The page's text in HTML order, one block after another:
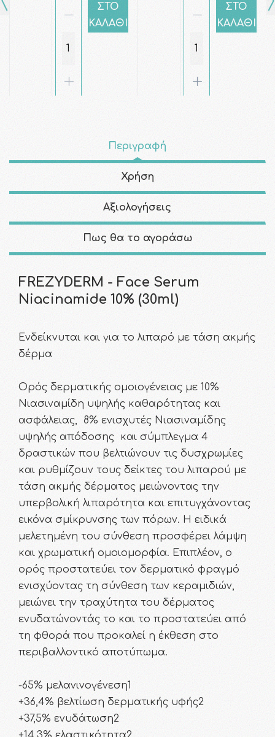
ΣΤΟ
ΚΑΛΑΘΙ
ΣΤΟ
ΚΑΛΑΘΙ
Περιγραφή
Χρήση
Αξιολογήσεις
Πως θα το αγοράσω
FREZYDERM - Face Serum
Niacinamide 10% (30ml)
Ενδείκνυται και για το λιπαρό με τάση ακμής
δέρμα
Ορός δερματικής ομοιογένειας με 10%
Νιασιναμίδη υψηλής καθαρότητας και
ασφάλειας, 8% ενισχυτές Νιασιναμίδης
υψηλής απόδοσης και σύμπλεγμα 4
δραστικών που βελτιώνουν τις δυσχρωμίες
και ρυθμίζουν τους δείκτες του λιπαρού με
τάση ακμής δέρματος μειώνοντας την
υπερβολική λιπαρότητα και επιτυγχάνοντας
εικόνα σμίκρυνσης των πόρων. Η ειδικά
μελετημένη του σύνθεση προσφέρει λάμψη
και χρωματική ομοιομορφία. Επιπλέον, ο
ορός προστατεύει τον δερματικό φραγμό
ενισχύοντας τη σύνθεση των κεραμιδιών,
μειώνει την τραχύτητα του δέρματος
ενυδατώνοντάς το και το προστατεύει από
τη φθορά που προκαλεί η έκθεση στο
περιβαλλοντικό αποτύπωμα.
-65% μελανινογένεση1
+36,4% βελτίωση δερματικής υφής2
+37,5% ενυδάτωση2